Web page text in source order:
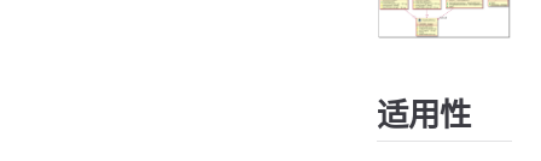
适用性